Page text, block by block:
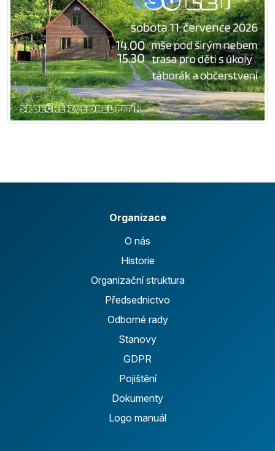
Organizace
O nás
Historie
Organizační struktura
Předsednictvo
Odborné rady
Stanovy
GDPR
Pojištění
Dokumenty
Logo manuál